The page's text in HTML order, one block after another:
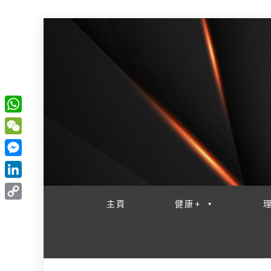
主頁 健康+
W
h
a
t
s
W
e
C
h
M
e
s
L
i